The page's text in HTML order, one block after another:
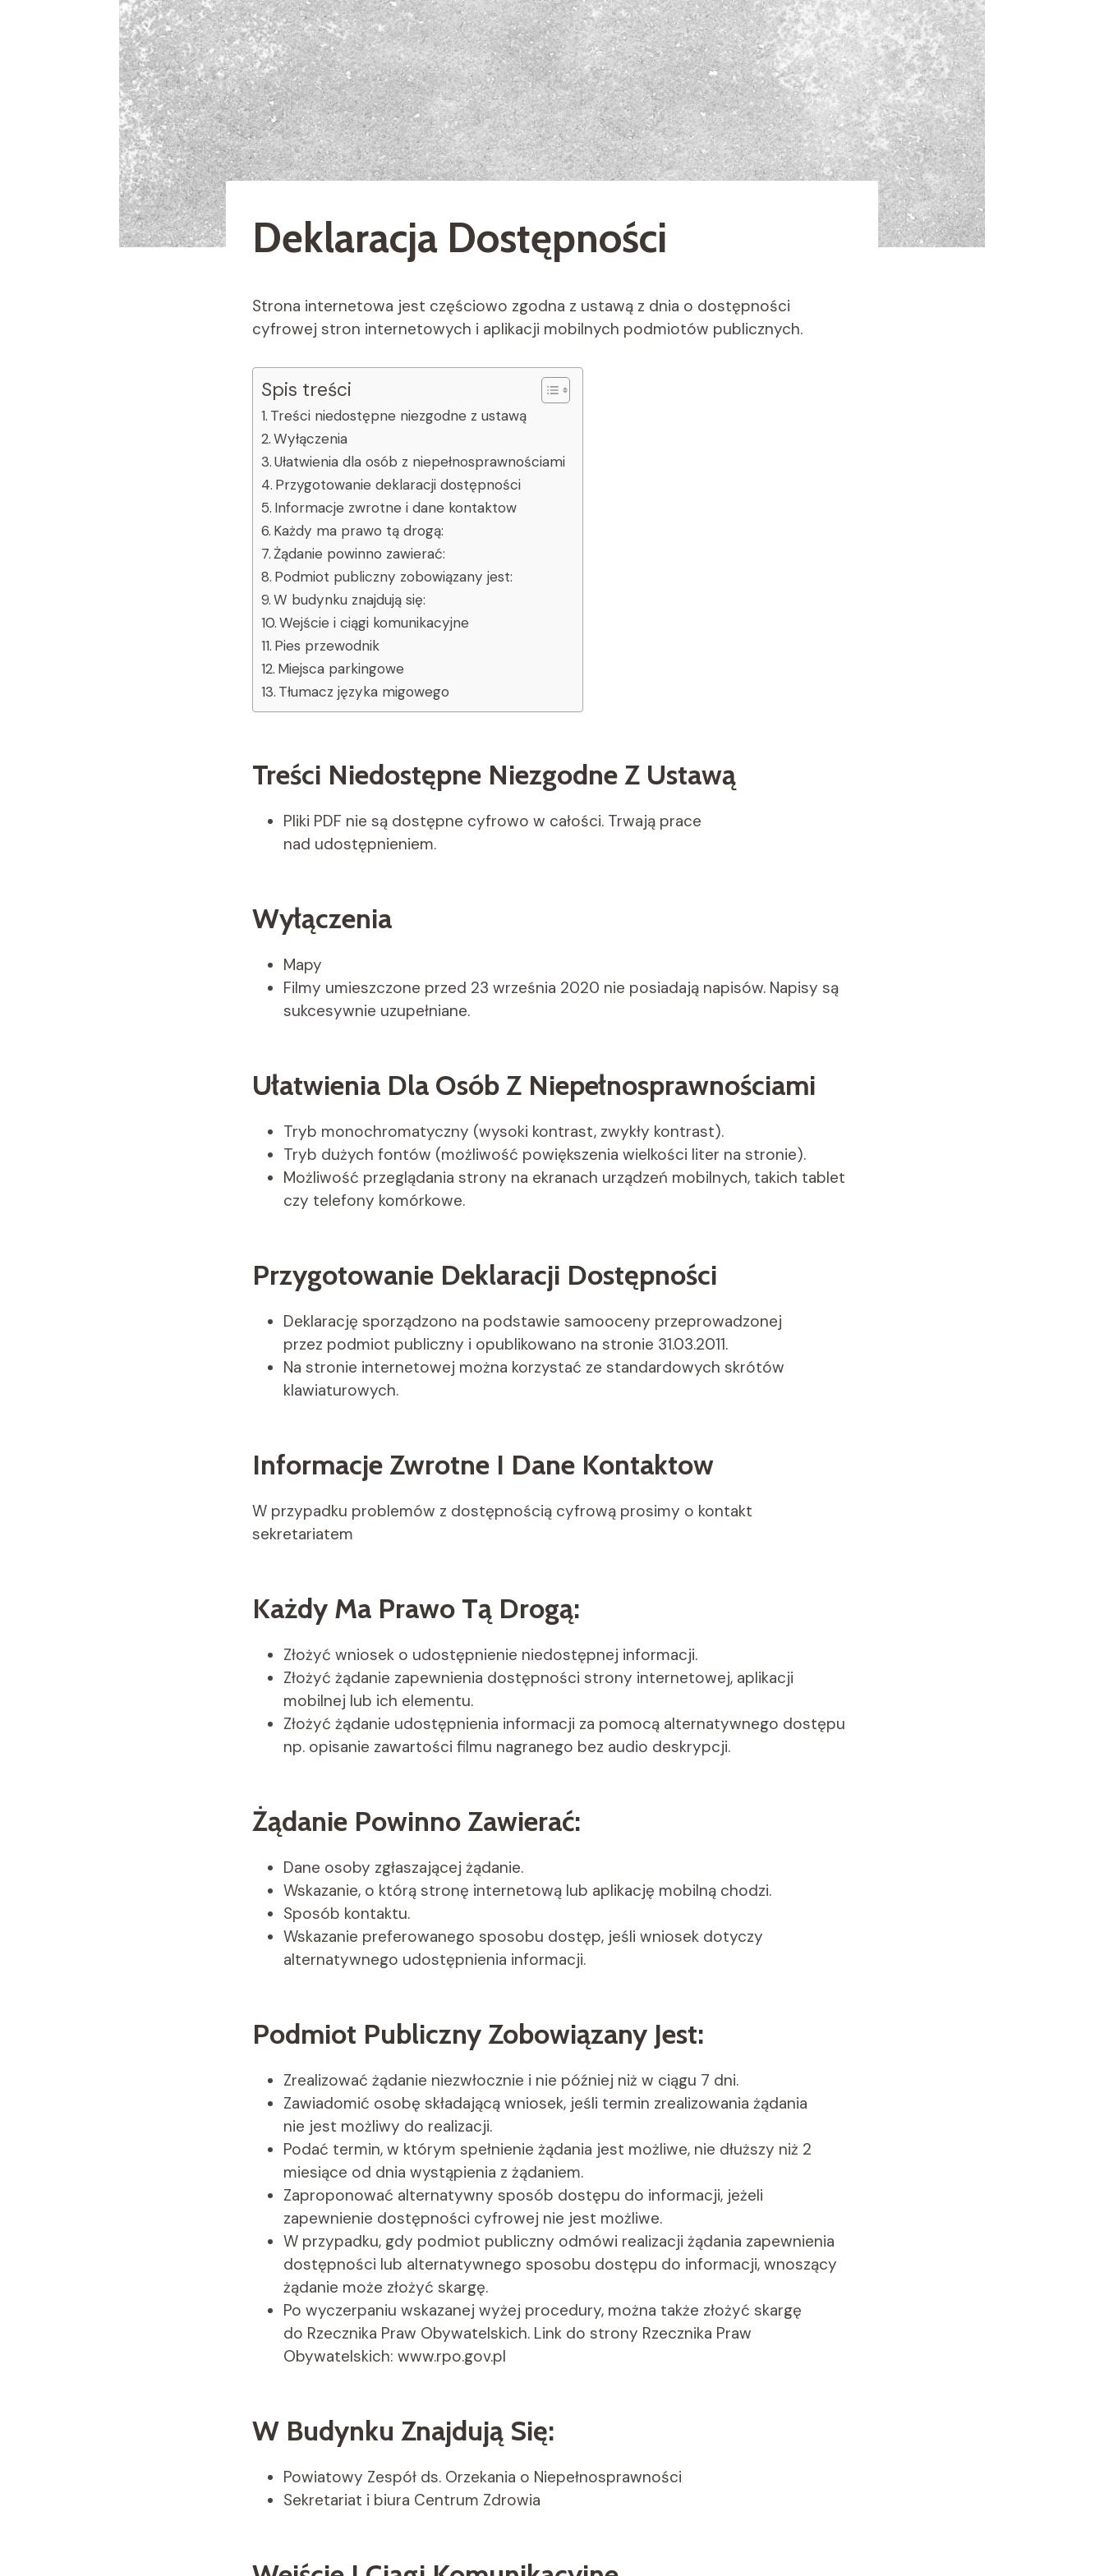
Deklaracja Dostępności
Strona internetowa jest częściowo zgodna z ustawą z dnia o dostępności
cyfrowej stron internetowych i aplikacji mobilnych podmiotów publicznych.
Spis treści
Treści niedostępne niezgodne z ustawą
Wyłączenia
Ułatwienia dla osób z niepełnosprawnościami
Przygotowanie deklaracji dostępności
Informacje zwrotne i dane kontaktow
Każdy ma prawo tą drogą:
Żądanie powinno zawierać:
Podmiot publiczny zobowiązany jest:
W budynku znajdują się:
Wejście i ciągi komunikacyjne
Pies przewodnik
Miejsca parkingowe
Tłumacz języka migowego
Treści Niedostępne Niezgodne Z Ustawą
Pliki PDF nie są dostępne cyfrowo w całości. Trwają prace
nad udostępnieniem.
Wyłączenia
Mapy
Filmy umieszczone przed 23 września 2020 nie posiadają napisów. Napisy są
sukcesywnie uzupełniane.
Ułatwienia Dla Osób Z Niepełnosprawnościami
Tryb monochromatyczny (wysoki kontrast, zwykły kontrast).
Tryb dużych fontów (możliwość powiększenia wielkości liter na stronie).
Możliwość przeglądania strony na ekranach urządzeń mobilnych, takich tablet
czy telefony komórkowe.
Przygotowanie Deklaracji Dostępności
Deklarację sporządzono na podstawie samooceny przeprowadzonej
przez podmiot publiczny i opublikowano na stronie 31.03.2011.
Na stronie internetowej można korzystać ze standardowych skrótów
klawiaturowych.
Informacje Zwrotne I Dane Kontaktow
W przypadku problemów z dostępnością cyfrową prosimy o kontakt
sekretariatem
Każdy Ma Prawo Tą Drogą:
Złożyć wniosek o udostępnienie niedostępnej informacji.
Złożyć żądanie zapewnienia dostępności strony internetowej, aplikacji
mobilnej lub ich elementu.
Złożyć żądanie udostępnienia informacji za pomocą alternatywnego dostępu
np. opisanie zawartości filmu nagranego bez audio deskrypcji.
Żądanie Powinno Zawierać:
Dane osoby zgłaszającej żądanie.
Wskazanie, o którą stronę internetową lub aplikację mobilną chodzi.
Sposób kontaktu.
Wskazanie preferowanego sposobu dostęp, jeśli wniosek dotyczy
alternatywnego udostępnienia informacji.
Podmiot Publiczny Zobowiązany Jest:
Zrealizować żądanie niezwłocznie i nie później niż w ciągu 7 dni.
Zawiadomić osobę składającą wniosek, jeśli termin zrealizowania żądania
nie jest możliwy do realizacji.
Podać termin, w którym spełnienie żądania jest możliwe, nie dłuższy niż 2
miesiące od dnia wystąpienia z żądaniem.
Zaproponować alternatywny sposób dostępu do informacji, jeżeli
zapewnienie dostępności cyfrowej nie jest możliwe.
W przypadku, gdy podmiot publiczny odmówi realizacji żądania zapewnienia
dostępności lub alternatywnego sposobu dostępu do informacji, wnoszący
żądanie może złożyć skargę.
Po wyczerpaniu wskazanej wyżej procedury, można także złożyć skargę
do Rzecznika Praw Obywatelskich. Link do strony Rzecznika Praw
Obywatelskich: www.rpo.gov.pl
W Budynku Znajdują Się:
Powiatowy Zespół ds. Orzekania o Niepełnosprawności
Sekretariat i biura Centrum Zdrowia